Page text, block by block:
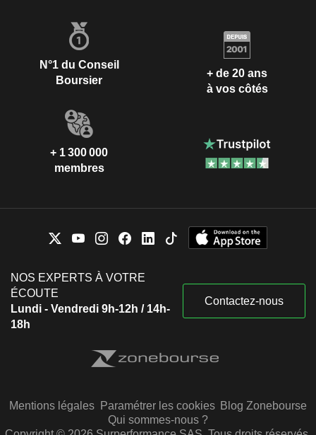
N°1 du Conseil
Boursier
+ de 20 ans
à vos côtés
+ 1 300 000
membres
NOS EXPERTS À VOTRE
ÉCOUTE
Lundi - Vendredi 9h-12h / 14h-
18h
Contactez-nous
Mentions légales Paramétrer les cookies Blog Zonebourse
Qui sommes-nous ?